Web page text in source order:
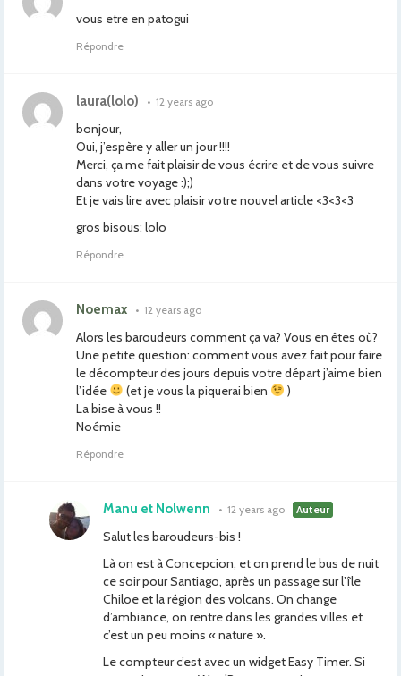
vous etre en patogui
Répondre
laura(lolo) • 12 years ago
bonjour,
Oui, j’espère y aller un jour !!!!
Merci, ça me fait plaisir de vous écrire et de vous suivre
dans votre voyage :);)
Et je vais lire avec plaisir votre nouvel article <3<3<3
gros bisous: lolo
Répondre
Noemax • 12 years ago
Alors les baroudeurs comment ça va? Vous en êtes où?
Une petite question: comment vous avez fait pour faire
le décompteur des jours depuis votre départ j’aime bien
l’idée
(et je vous la piquerai bien
)
La bise à vous !!
Noémie
Répondre
Manu et Nolwenn • 12 years ago Auteur
Salut les baroudeurs-bis !
Là on est à Concepcion, et on prend le bus de nuit
ce soir pour Santiago, après un passage sur l’île
Chiloe et la région des volcans. On change
d’ambiance, on rentre dans les grandes villes et
c’est un peu moins « nature ».
Le compteur c’est avec un widget Easy Timer. Si